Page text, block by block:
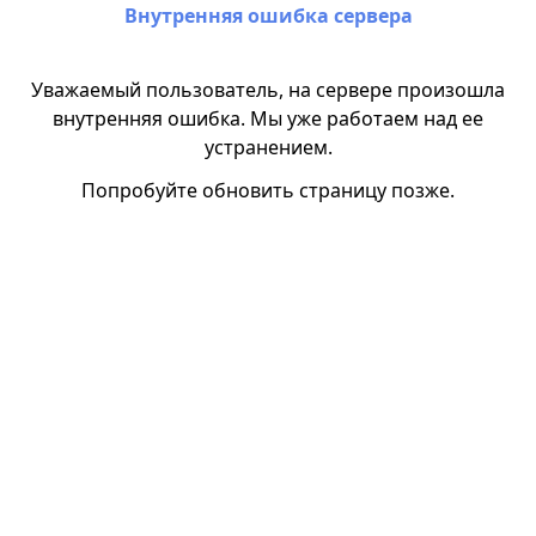
Внутренняя ошибка сервера
Уважаемый пользователь, на сервере произошла
внутренняя ошибка. Мы уже работаем над ее
устранением.
Попробуйте обновить страницу позже.